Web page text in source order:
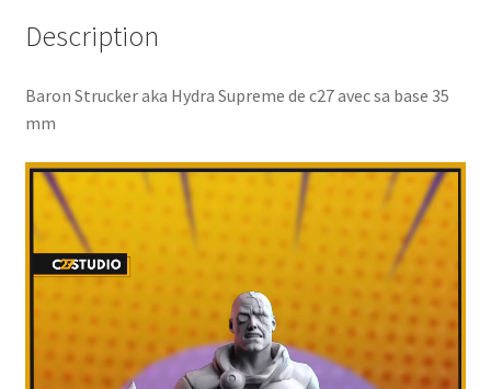
Description
Baron Strucker aka Hydra Supreme de c27 avec sa base 35
mm
Lecteur
vidéo